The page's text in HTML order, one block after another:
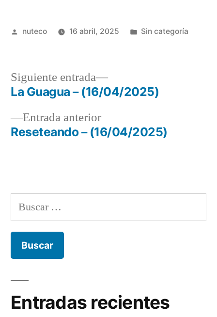
Publicada
nuteco 16 abril, 2025
Publicada
Sin categoría
Navegación
deEntrada anteriorEntrada
anterior:
Reseteando – (16/04/2025)
Siguiente entrada
Siguiente
entrada:
La Guagua – (16/04/2025)
Buscar:
Entradas recientes